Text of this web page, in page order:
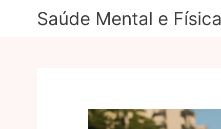
Saúde Mental e Física